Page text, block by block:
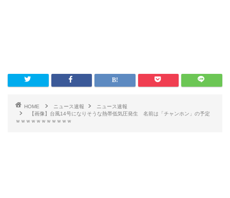
HOME ニュース速報
ニュース速報
【画像】台風14号になりそうな熱帯低気圧発生 名前は「チャンホン」の予定
ｗｗｗｗｗｗｗｗｗｗｗ